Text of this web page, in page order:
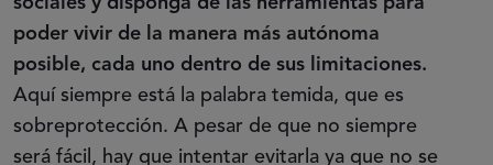
poder vivir de la manera más autónoma
posible, cada uno dentro de sus limitaciones.
Aquí siempre está la palabra temida, que es
sobreprotección. A pesar de que no siempre
será fácil, hay que intentar evitarla ya que no se